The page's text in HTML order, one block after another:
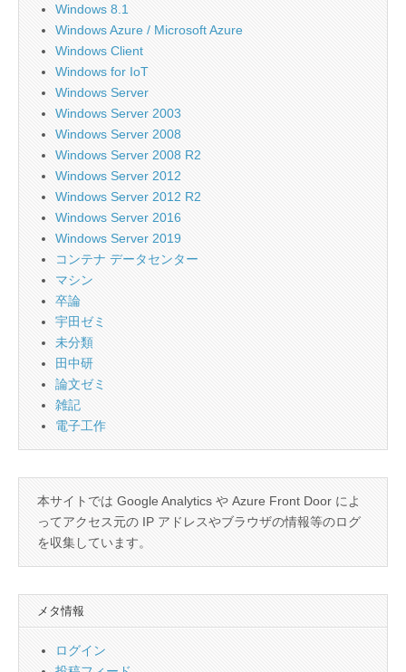
Windows 8.1
Windows Azure / Microsoft Azure
Windows Client
Windows for IoT
Windows Server
Windows Server 2003
Windows Server 2008
Windows Server 2008 R2
Windows Server 2012
Windows Server 2012 R2
Windows Server 2016
Windows Server 2019
コンテナ データセンター
マシン
卒論
宇田ゼミ
未分類
田中研
論文ゼミ
雑記
電子工作
本サイトでは Google Analytics や Azure Front Door によ
ってアクセス元の IP アドレスやブラウザの情報等のログ
を収集しています。
メタ情報
ログイン